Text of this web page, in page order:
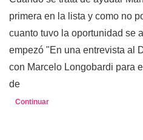
primera en la lista y como no
cuanto tuvo la oportunidad se
empezó "En una entrevista al
con Marcelo Longobardi para
de
Continuar